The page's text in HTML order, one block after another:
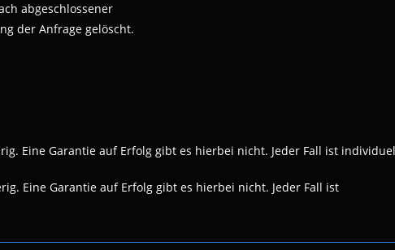
abgeschlossener
der Anfrage gelöscht.
Eine Garantie auf Erfolg gibt es hierbei nicht. Jeder Fall ist
Eine Garantie auf Erfolg gibt es hierbei nicht. Jeder Fall ist